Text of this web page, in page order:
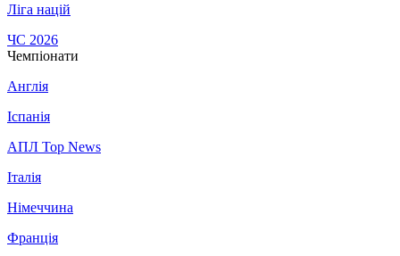
Ліга націй
ЧС 2026
Чемпіонати
Англія
Іспанія
АПЛ Top News
Італія
Німеччина
Франція